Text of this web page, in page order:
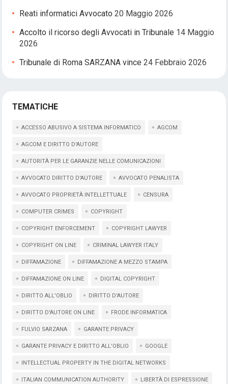
Reati informatici Avvocato 20 Maggio 2026
Accolto il ricorso degli Avvocati in Tribunale 14 Maggio
2026
Tribunale di Roma SARZANA vince 24 Febbraio 2026
TEMATICHE
ACCESSO ABUSIVO A SISTEMA INFORMATICO AGCOM
AGCOM E DIRITTO D'AUTORE
AUTORITÀ PER LE GARANZIE NELLE COMUNICAZIONI
AVVOCATO DIRITTO D'AUTORE AVVOCATO PENALISTA
AVVOCATO PROPRIETÀ INTELLETTUALE CENSURA
COMPUTER CRIMES COPYRIGHT
COPYRIGHT ENFORCEMENT COPYRIGHT LAWYER
COPYRIGHT ON LINE CRIMINAL LAWYER ITALY
DIFFAMAZIONE DIFFAMAZIONE A MEZZO STAMPA
DIFFAMAZIONE ON LINE DIGITAL COPYRIGHT
DIRITTO ALL'OBLIO DIRITTO D'AUTORE
DIRITTO D'AUTORE ON LINE FRODE INFORMATICA
FULVIO SARZANA GARANTE PRIVACY
GARANTE PRIVACY E DIRITTO ALL'OBLIO GOOGLE
INTELLECTUAL PROPERTY IN THE DIGITAL NETWORKS
ITALIAN COMMUNICATION AUTHORITY LIBERTÀ DI ESPRESSIONE